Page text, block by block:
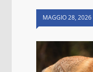
MAGGIO 28, 2026